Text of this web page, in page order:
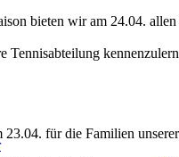
bieten wir am 24.04. allen
Tennisabteilung
23.04. für die Familien